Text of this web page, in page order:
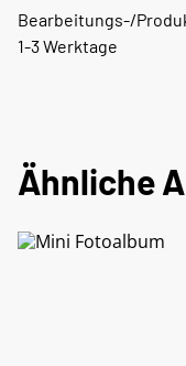
Bearbeitungs-/
1-3 Werktage
Ähnliche